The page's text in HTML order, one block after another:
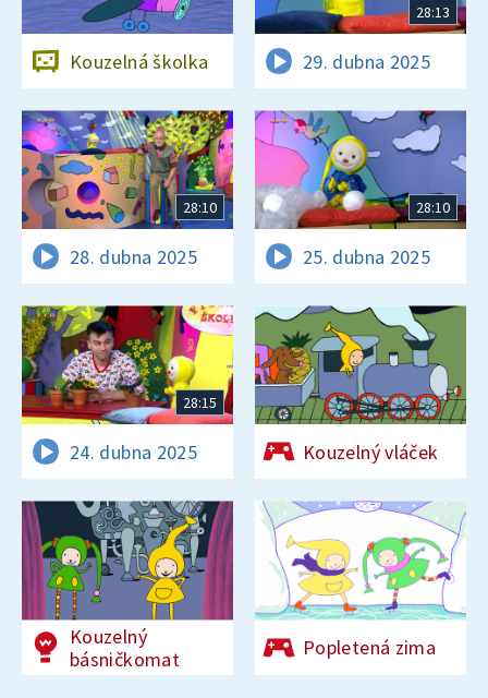
Kouzelná školka
28:13
29. dubna 2025
28:10
28. dubna 2025
28:10
25. dubna 2025
28:15
24. dubna 2025 Kouzelný vláček
Kouzelný
básničkomat
Popletená zima